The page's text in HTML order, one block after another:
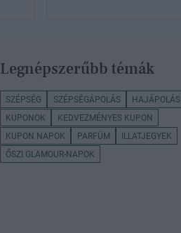
Legnépszerűbb témák
SZÉPSÉG SZÉPSÉGÁPOLÁS
HAJÁPOLÁS
KUPONOK
KEDVEZMÉNYES KUPON
KUPON NAPOK
PARFÜM
ILLATJEGYEK
ŐSZI GLAMOUR-NAPOK